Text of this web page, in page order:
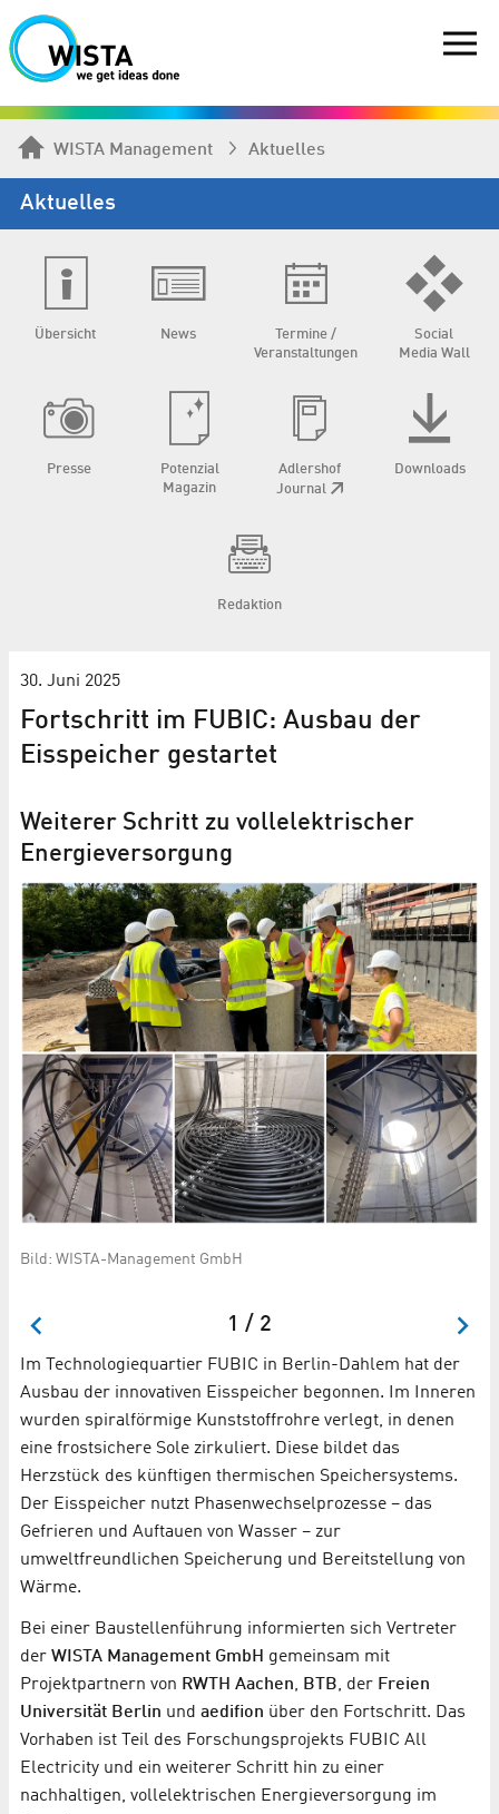
WISTA Management Aktuelles
Aktuelles
Übersicht News
Termine /
Veranstaltungen
Social
Media Wall
Presse
Potenzial
Magazin
Adlershof
Journal
Downloads
Redaktion
30. Juni 2025
Fortschritt im FUBIC: Ausbau der
Eisspeicher gestartet
Weiterer Schritt zu vollelektrischer
Energieversorgung
Bild: WISTA-Management GmbH
1 / 2
Im Technologiequartier FUBIC in Berlin-Dahlem hat der
Ausbau der innovativen Eisspeicher begonnen. Im Inneren
wurden spiralförmige Kunststoffrohre verlegt, in denen
eine frostsichere Sole zirkuliert. Diese bildet das
Herzstück des künftigen thermischen Speichersystems.
Der Eisspeicher nutzt Phasenwechselprozesse – das
Gefrieren und Auftauen von Wasser – zur
umweltfreundlichen Speicherung und Bereitstellung von
Wärme.
Bei einer Baustellenführung informierten sich Vertreter
der WISTA Management GmbH gemeinsam mit
Projektpartnern von RWTH Aachen, BTB, der Freien
Universität Berlin und aedifion über den Fortschritt. Das
Vorhaben ist Teil des Forschungsprojekts FUBIC All
Electricity und ein weiterer Schritt hin zu einer
nachhaltigen, vollelektrischen Energieversorgung im